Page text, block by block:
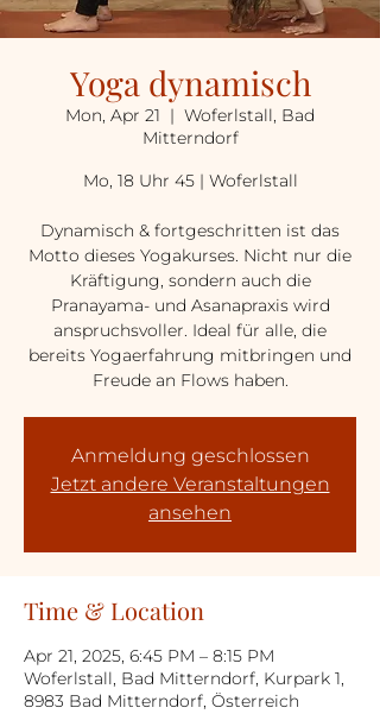
Yoga dynamisch
Mon, Apr 21
  |
Woferlstall, Bad
Mitterndorf
Mo, 18 Uhr 45 | Woferlstall
Dynamisch & fortgeschritten ist das
Motto dieses Yogakurses. Nicht nur die
Kräftigung, sondern auch die
Pranayama- und Asanapraxis wird
anspruchsvoller. Ideal für alle, die
bereits Yogaerfahrung mitbringen und
Freude an Flows haben.
Anmeldung geschlossen
Jetzt andere Veranstaltungen
ansehen
Time & Location
Apr 21, 2025, 6:45 PM – 8:15 PM
Woferlstall, Bad Mitterndorf, Kurpark 1,
8983 Bad Mitterndorf, Österreich